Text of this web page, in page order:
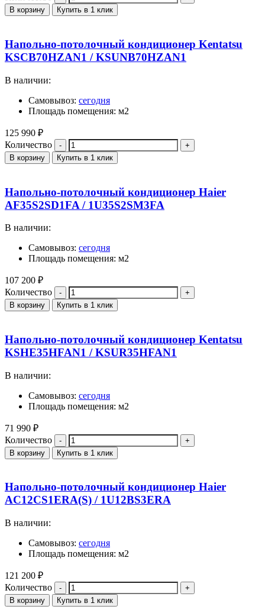
В корзину Купить в 1 клик
Напольно-потолочный кондиционер Kentatsu
KSCB70HZAN1 / KSUNB70HZAN1
В наличии:
Самовывоз: сегодня
Площадь помещения: м2
125 990 ₽
Количество
В корзину Купить в 1 клик
Напольно-потолочный кондиционер Haier
AF35S2SD1FA / 1U35S2SM3FA
В наличии:
Самовывоз: сегодня
Площадь помещения: м2
107 200 ₽
Количество
В корзину Купить в 1 клик
Напольно-потолочный кондиционер Kentatsu
KSHE35HFAN1 / KSUR35HFAN1
В наличии:
Самовывоз: сегодня
Площадь помещения: м2
71 990 ₽
Количество
В корзину Купить в 1 клик
Напольно-потолочный кондиционер Haier
AC12CS1ERA(S) / 1U12BS3ERA
В наличии:
Самовывоз: сегодня
Площадь помещения: м2
121 200 ₽
Количество
В корзину Купить в 1 клик